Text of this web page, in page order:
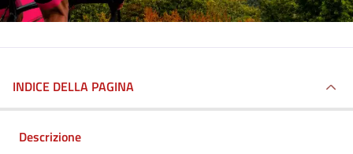
INDICE DELLA PAGINA
Descrizione